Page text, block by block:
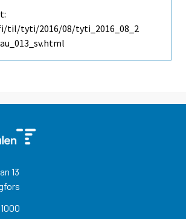
til/tyti/2016/08/tyti_2016_08_2
13